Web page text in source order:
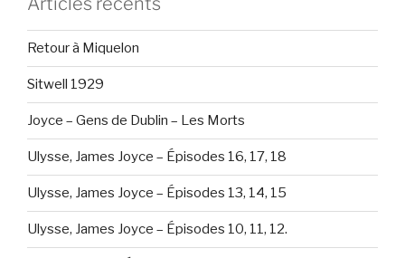
Retour à Miquelon
Sitwell 1929
Joyce – Gens de Dublin – Les Morts
Ulysse, James Joyce – Épisodes 16, 17, 18
Ulysse, James Joyce – Épisodes 13, 14, 15
Ulysse, James Joyce – Épisodes 10, 11, 12.